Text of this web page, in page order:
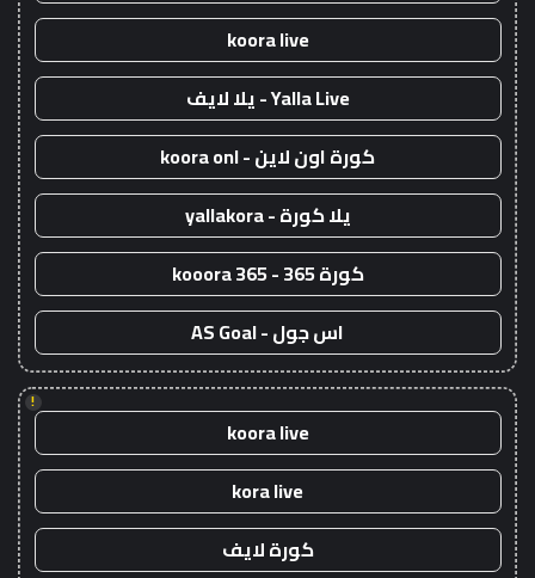
koora live
Yalla Live - يلا لايف
كورة اون لاين - koora onl
يلا كورة - yallakora
كورة 365 - kooora 365
اس جول - AS Goal
!
koora live
kora live
كورة لايف